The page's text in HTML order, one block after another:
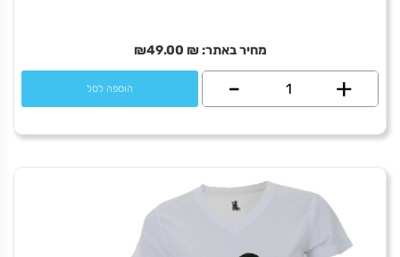
מחיר באתר:₪
₪49.00
+
כמות
- הוספה לסל